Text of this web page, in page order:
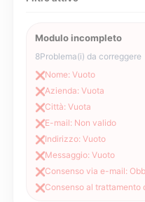
Modulo incompleto
8Problema(i) da correggere
❌Nome: Vuoto
❌Azienda: Vuota
❌Città: Vuota
❌E-mail: Non valido
❌Indirizzo: Vuoto
❌Messaggio: Vuoto
❌Consenso via e-mail:
❌Consenso al trattamento